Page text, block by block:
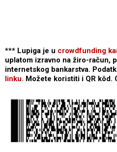
*** Lupiga je u crowdfunding
uplatom izravno na žiro-račun,
internetskog bankarstva.
linku. Možete koristiti i QR kôd.